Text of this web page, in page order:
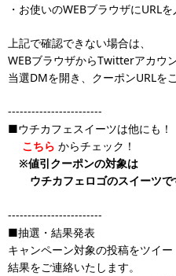
・お使いのWEBブラウザにURL
上記で確認できない場合は、
WEBブラウザからTwitterアカウ
当選DMを開き、クーポンURLを
------------------------
■ウチカフェスイーツは他にも！
こちら からチェック！
※値引クーポンの対象は
ウチカフェロゴのスイーツで
------------------------
■抽選・結果発表
キャンペーン対象の投稿をツイ
結果をご連絡いたします。